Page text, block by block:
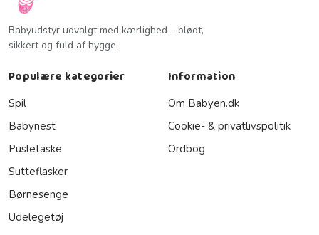
Babyudstyr udvalgt med kærlighed – blødt,
sikkert og fuld af hygge.
Populære kategorier
Spil
Babynest
Pusletaske
Sutteflasker
Børnesenge
Udelegetøj
Information
Om Babyen.dk
Cookie- & privatlivspolitik
Ordbog